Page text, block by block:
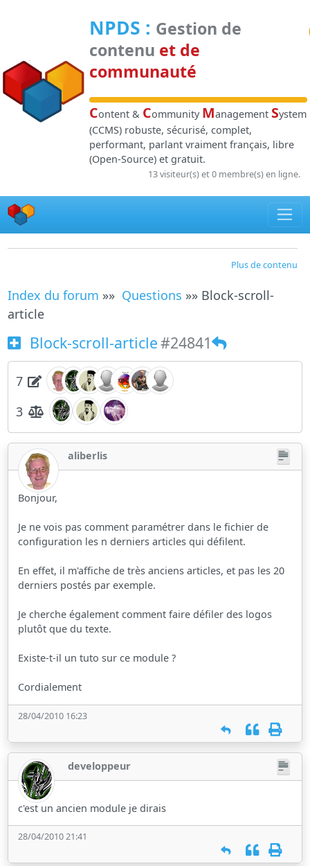
NPDS : Gestion de
contenu et de
communauté
Content & Community Management System
(CCMS) robuste, sécurisé, complet,
performant, parlant vraiment français, libre
(Open-Source) et gratuit.
13 visiteur(s) et 0 membre(s) en ligne.
Plus de contenu
Index du forum »» Questions »» Block-scroll-
article
Block-scroll-article#24841
7
3
aliberlis
Bonjour,
Je ne vois pas comment paramétrer dans le fichier de
configuration les n derniers articles qui défilent.
En effet, il m'affiche de très anciens articles, et pas les 20
derniers postés par exemple.
Je cherche également comment faire défiler des logos
plutôt que du texte.
Existe-t-il un tuto sur ce module ?
Cordialement
28/04/2010 16:23
developpeur
c'est un ancien module je dirais
28/04/2010 21:41